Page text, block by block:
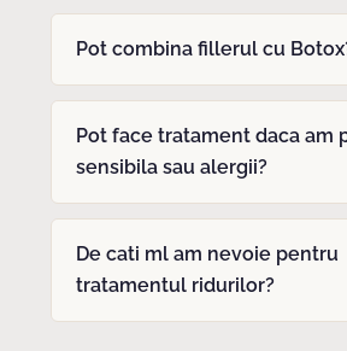
Pot combina fillerul cu
Pot face tratament daca am
sensibila sau alergii?
De cati ml am nevoie pentru
tratamentul ridurilor?